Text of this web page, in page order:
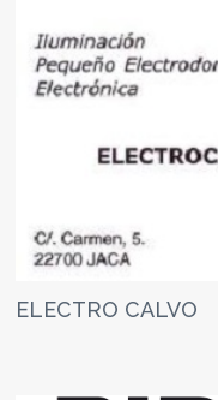
ELECTRO CALVO